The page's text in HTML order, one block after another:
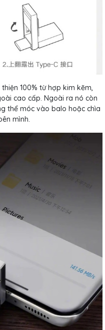
100% từ hợp kim kẽm,
cao cấp. Ngoài ra nó còn
thể móc vào balo hoặc chìa
mình.